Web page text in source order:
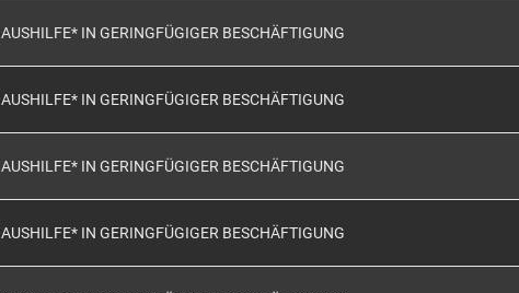
AUSHILFE* IN GERINGFÜGIGER BESCHÄFTIGUNG
AUSHILFE* IN GERINGFÜGIGER BESCHÄFTIGUNG
AUSHILFE* IN GERINGFÜGIGER BESCHÄFTIGUNG
AUSHILFE* IN GERINGFÜGIGER BESCHÄFTIGUNG